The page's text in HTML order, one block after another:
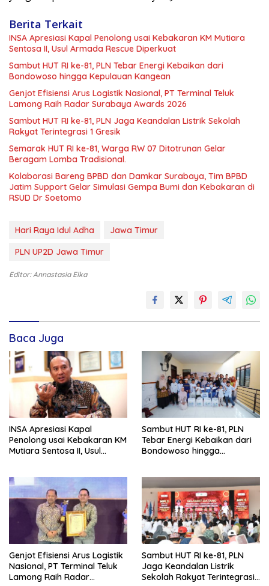
Berita Terkait
INSA Apresiasi Kapal Penolong usai Kebakaran KM Mutiara
Sentosa II, Usul Armada Rescue Diperkuat
Sambut HUT RI ke-81, PLN Tebar Energi Kebaikan dari
Bondowoso hingga Kepulauan Kangean
Genjot Efisiensi Arus Logistik Nasional, PT Terminal Teluk
Lamong Raih Radar Surabaya Awards 2026
Sambut HUT RI ke-81, PLN Jaga Keandalan Listrik Sekolah
Rakyat Terintegrasi 1 Gresik
Semarak HUT RI ke-81, Warga RW 07 Ditotrunan Gelar
Beragam Lomba Tradisional.
Kolaborasi Bareng BPBD dan Damkar Surabaya, Tim BPBD
Jatim Support Gelar Simulasi Gempa Bumi dan Kebakaran di
RSUD Dr Soetomo
Hari Raya Idul Adha
Jawa Timur
PLN UP2D Jawa Timur
Editor: Annastasia Elka
Baca Juga
INSA Apresiasi Kapal
Penolong usai Kebakaran KM
Mutiara Sentosa II, Usul
Sambut HUT RI ke-81, PLN
Tebar Energi Kebaikan dari
Bondowoso hingga
Genjot Efisiensi Arus Logistik
Nasional, PT Terminal Teluk
Lamong Raih Radar
Sambut HUT RI ke-81, PLN
Jaga Keandalan Listrik
Sekolah Rakyat Terintegrasi 1